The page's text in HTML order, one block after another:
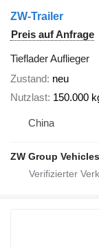
ZW-Trailer
Preis auf Anfrage
Tieflader Auflieger
Zustand neu
Nutzlast 150.000
China
ZW Group